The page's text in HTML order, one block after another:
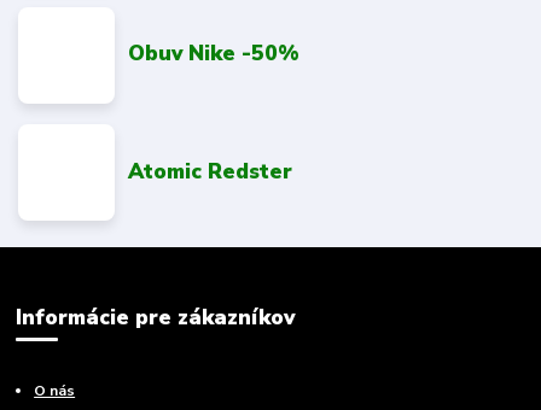
Obuv Nike -50%
Atomic Redster
Informácie pre zákazníkov
O nás